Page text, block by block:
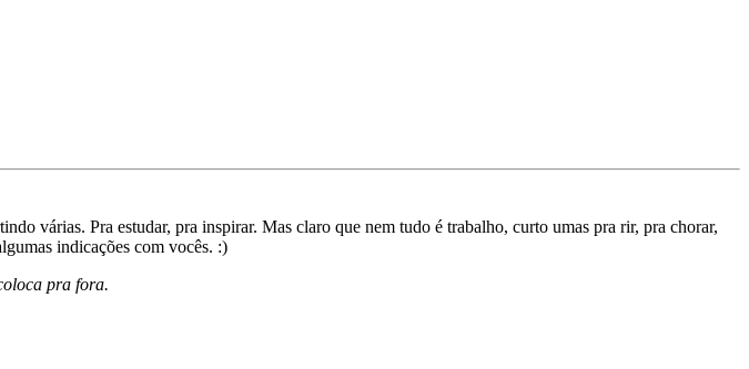
várias. Pra estudar, pra inspirar. Mas claro que nem tudo é trabalho, curto umas pra rir, pra chorar,
indicações com vocês. :)
pra fora.